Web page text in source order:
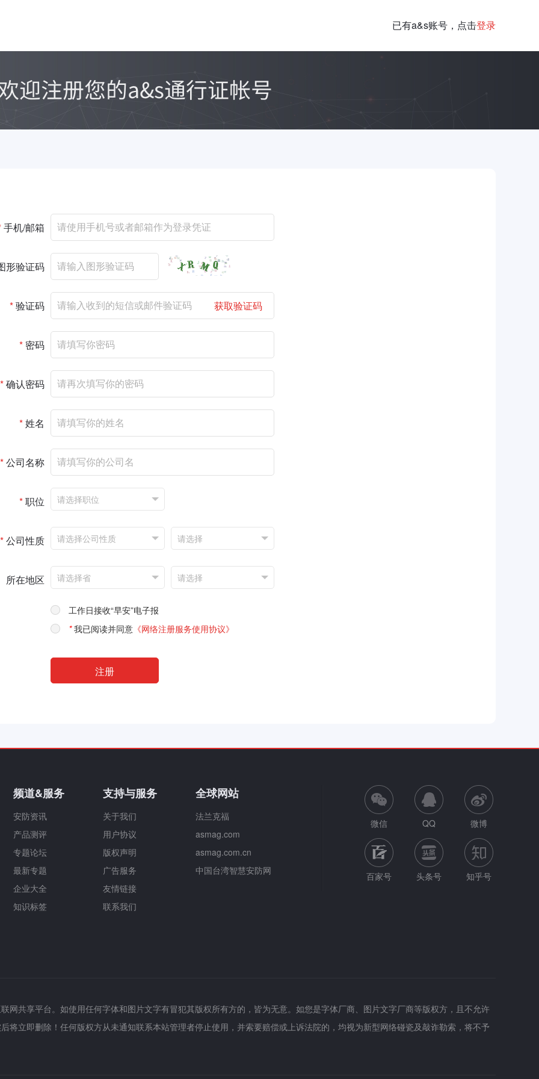
已有a&s账号，点击登录
手机/邮箱
形验证码
*验证码 获取验证码
* 密码
*确认密码
*姓名
*公司名称
*职位
*公司性质
所在地区
工作日接收“早安”电子报
*我已阅读并同意 《网络注册服务使用协议》
频道&服务
安防资讯
产品测评
专题论坛
最新专题
企业大全
知识标签
支持与服务
关于我们
用户协议
版权声明
广告服务
友情链接
联系我们
全球网站
法兰克福
asmag.com
asmag.com.cn
中国台湾智慧安防网
微信 QQ 微博
百家号 头条号 知乎号
网共享平台。如使用任何字体和图片文字有冒犯其版权所有方的，皆为无意。如您是字体厂商、图片文字厂商等版权方，且不允许
将立即删除！任何版权方从未通知联系本站管理者停止使用，并索要赔偿或上诉法院的，均视为新型网络碰瓷及敲诈勒索，将不予